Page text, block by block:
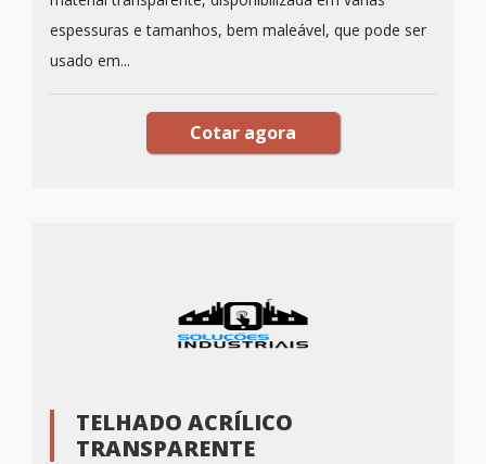
espessuras e tamanhos, bem maleável, que pode ser
usado em...
Cotar agora
TELHADO ACRÍLICO
TRANSPARENTE